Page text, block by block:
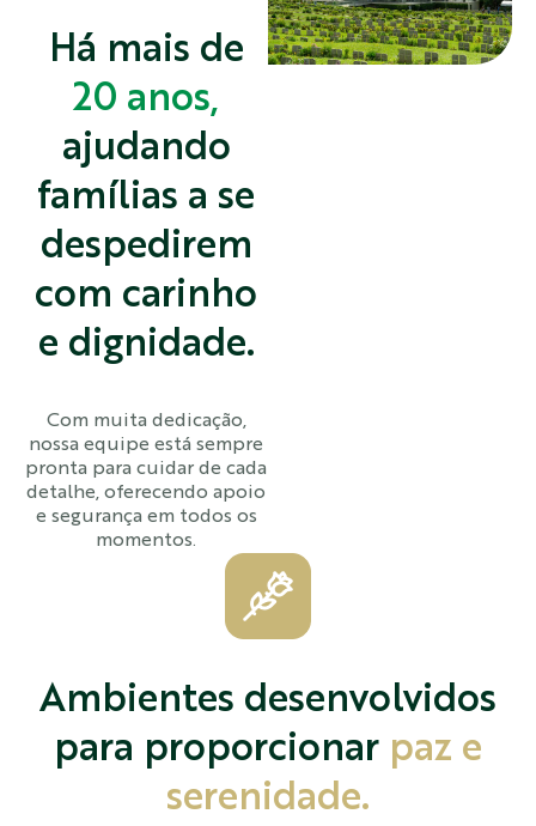
Há mais de
20 anos,
ajudando
famílias a se
despedirem
com carinho
e dignidade.
Com muita dedicação,
nossa equipe está sempre
pronta para cuidar de cada
detalhe, oferecendo apoio
e segurança em todos os
momentos.
Ambientes desenvolvidos
para proporcionar paz e
serenidade.